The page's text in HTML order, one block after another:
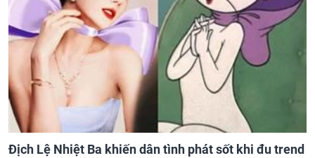
Địch Lệ Nhiệt Ba khiến dân tình phát sốt khi đu trend